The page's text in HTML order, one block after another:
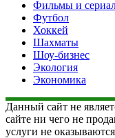
Фильмы и
Футбол
Хоккей
Шахматы
Шоу-бизнес
Экология
Экономика
Данный сайт не
сайте ни чего не
услуги не